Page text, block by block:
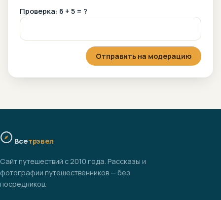
Проверка: 6 + 5 = ?
Отправить на модерацию
Всетрэвел
Сайт путешествий с 2010 года. Рассказы и
фотографии путешественников — без
посредников.